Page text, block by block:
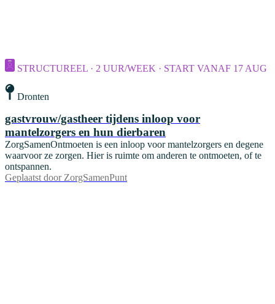
STRUCTUREEL · 2 UUR/WEEK · START VANAF 17 AUG
Dronten
gastvrouw/gastheer tijdens inloop voor
mantelzorgers en hun dierbaren
ZorgSamenOntmoeten is een inloop voor mantelzorgers en degene
waarvoor ze zorgen. Hier is ruimte om anderen te ontmoeten, of te
ontspannen.
Geplaatst door ZorgSamenPunt